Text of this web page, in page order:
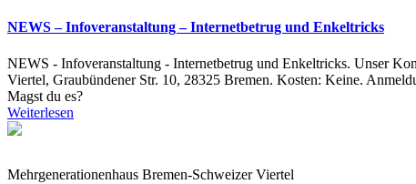
NEWS – Infoveranstaltung – Internetbetrug und Enkeltricks
NEWS - Infoveranstaltung - Internetbetrug und Enkeltricks. Unser
Viertel, Graubündener Str. 10, 28325 Bremen. Kosten: Keine.
Magst du es?
Weiterlesen
Mehrgenerationenhaus Bremen-Schweizer Viertel